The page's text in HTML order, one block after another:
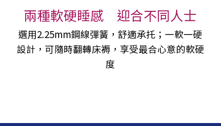
兩種軟硬睡感 迎合不同人士
選用2.25mm鋼線彈簧，舒適承托；一軟一硬
設計，可隨時翻轉床褥，享受最合心意的軟硬
度